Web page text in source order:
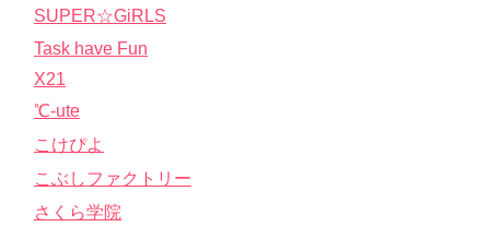
SUPER☆GiRLS
Task have Fun
X21
℃-ute
こけぴよ
こぶしファクトリー
さくら学院